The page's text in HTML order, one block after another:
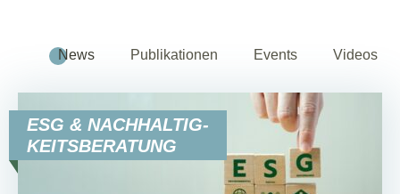
News Publikationen Events Videos
ESG & NACHHALTIG-
KEITSBERATUNG